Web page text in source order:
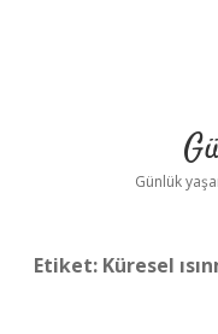
Günlük
Etiket: Küresel